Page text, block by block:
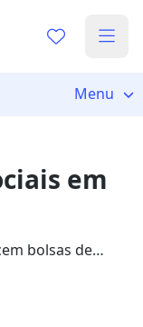
Menu
em
bolsas de